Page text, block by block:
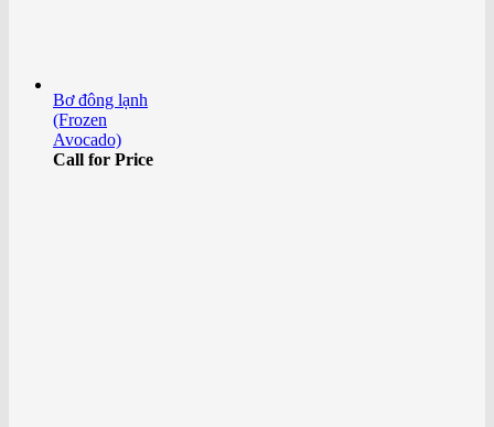
Bơ đông lạnh
(Frozen
Avocado)
Call for Price